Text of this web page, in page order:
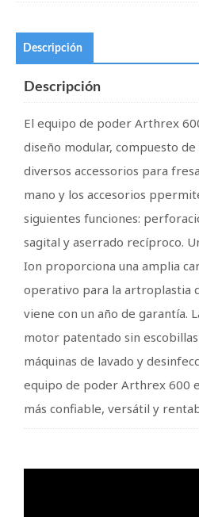
Descripción
Descripción
El equipo de poder Arthrex
diseño modular, compuesto
diversos accessorios para
mano y los accesorios
siguientes funciones:
sagital y aserrado recíproco.
Ion proporciona una amplia
operativo para la artroplastia
viene con un año de garantía.
motor patentado sin
máquinas de lavado y
equipo de poder Arthrex 600
más confiable, versátil y